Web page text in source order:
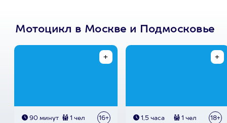
Мотоцикл в Москве и Подмосковье
90 минут 1 чел 16+ 1,5 часа 1 чел 18+